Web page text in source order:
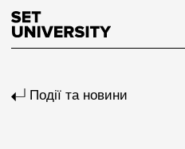
Події та новини